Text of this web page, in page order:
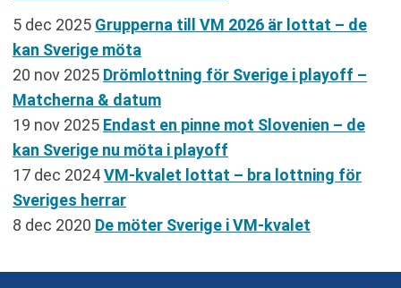
5 dec 2025 Grupperna till VM 2026 är lottat – de
kan Sverige möta
20 nov 2025 Drömlottning för Sverige i playoff –
Matcherna & datum
19 nov 2025 Endast en pinne mot Slovenien – de
kan Sverige nu möta i playoff
17 dec 2024VM-kvalet lottat – bra lottning för
Sveriges herrar
8 dec 2020 De möter Sverige i VM-kvalet